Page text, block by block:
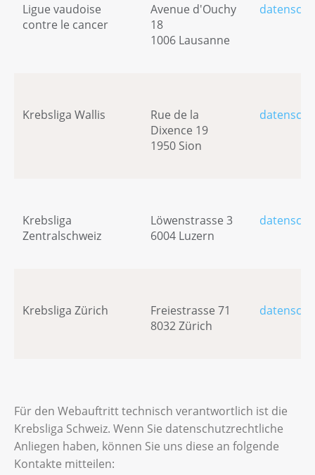
Ligue vaudoise
contre le cancer
Avenue d'Ouchy
18
1006 Lausanne
Krebsliga Wallis
Rue de la
Dixence 19
1950 Sion
Krebsliga
Zentralschweiz
Löwenstrasse 3
6004 Luzern
Krebsliga Zürich
Freiestrasse 71
8032 Zürich
Für den Webauftritt technisch verantwortlich ist die
Krebsliga Schweiz. Wenn Sie datenschutzrechtliche
Anliegen haben, können Sie uns diese an folgende
Kontakte mitteilen: